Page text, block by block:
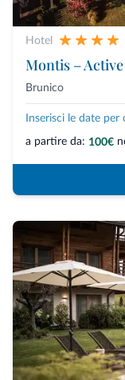
Hotel
Montis –
Brunico
Inserisci le date
a partire da: 100€